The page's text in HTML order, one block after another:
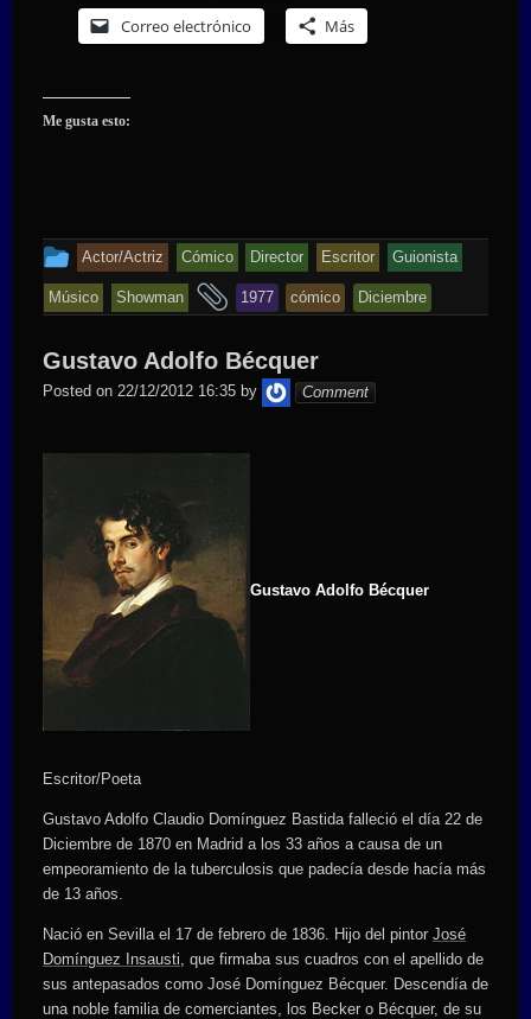
Correo electrónico Más
Me gusta esto:
This
entry
was
posted
in
Actor/Actriz Cómico Director Escritor Guionista
Músico Showman
and
1977 cómico Diciembre
Gustavo Adolfo Bécquer
Posted on 22/12/2012 16:35 by admin
Comment
Gustavo Adolfo Bécquer
Escritor/Poeta
Gustavo Adolfo Claudio Domínguez Bastida falleció el día 22 de
Diciembre de 1870 en Madrid a los 33 años a causa de un
empeoramiento de la tuberculosis que padecía desde hacía más
de 13 años.
Nació en Sevilla el 17 de febrero de 1836. Hijo del pintor José
Domínguez Insausti, que firmaba sus cuadros con el apellido de
sus antepasados como José Domínguez Bécquer. Descendía de
una noble familia de comerciantes, los Becker o Bécquer, de su